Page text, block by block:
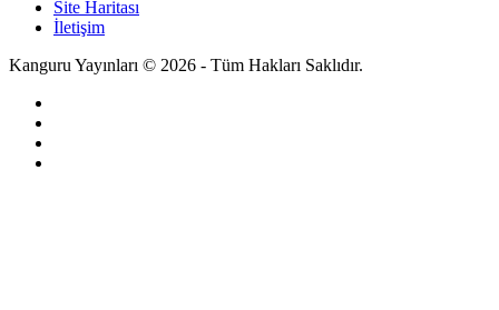
Site Haritası
İletişim
Kanguru Yayınları © 2026 - Tüm Hakları Saklıdır.